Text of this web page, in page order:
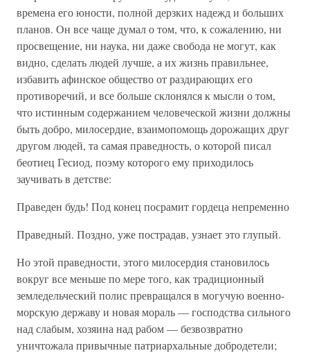
времена его юности, полной дерзких надежд и больших
планов. Он все чаще думал о том, что, к сожалению, ни
просвещение, ни наука, ни даже свобода не могут, как
видно, сделать людей лучше, а их жизнь правильнее,
избавить афинское общество от раздирающих его
противоречий, и все больше склонялся к мысли о том,
что истинным содержанием человеческой жизни должны
быть добро, милосердие, взаимопомощь дорожащих друг
другом людей, та самая праведность, о которой писал
беотиец Гесиод, поэму которого ему приходилось
заучивать в детстве:
Праведен будь! Под конец посрамит гордеца непременно
Праведный. Поздно, уже пострадав, узнает это глупый.
Но этой праведности, этого милосердия становилось
вокруг все меньше по мере того, как традиционный
земледельческий полис превращался в могучую военно-
морскую державу и новая мораль — господства сильного
над слабым, хозяина над рабом — безвозвратно
уничтожала привычные патриархальные добродетели;